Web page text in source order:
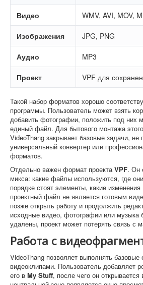
Видео WMV, AVI, MOV,
Изображения JPG, PNG
Аудио MP3
Проект VPF для
Такой набор форматов хорошо
программы. Пользователь может взять
добавить фотографии, положить под них
единый файл. Для бытового монтажа
VideoThang закрывает базовые задачи,
универсальный конвертер или
форматов.
Отдельно важен формат проектаVPF. Он
микса: какие файлы используются, где
порядке стоят элементы, какие
проектный файл не является готовым
позже открыть работу и продолжить
исходные видео, фотографии или
удалены, проект может потерять связь с
Работа с
VideoThang позволяет выполнять базовые
видеоклипами. Пользователь добавляет
его в My Stuff, после чего он открывается